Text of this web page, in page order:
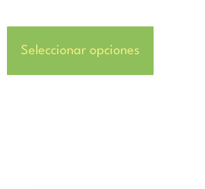
Seleccionar opciones